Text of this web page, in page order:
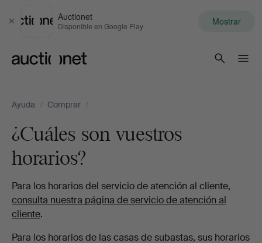
Cerrar
Auctionet
Disponible en Google Play Mostrar
Ayuda / Comprar /
¿Cuáles son vuestros
horarios?
Para los horarios del servicio de atención al cliente,
consulta nuestra página de servicio de atención al
cliente.
Para los horarios de las casas de subastas, sus horarios